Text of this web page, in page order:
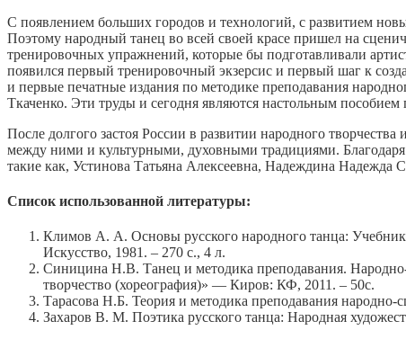
С появлением больших городов и технологий, с развитием
Поэтому народный танец во всей своей красе пришел на
тренировочных упражнений, которые бы подготавливали
появился первый тренировочный экзерсис и первый шаг к
и первые печатные издания по методике преподавания
Ткаченко. Эти труды и сегодня являются настольным
После долгого застоя России в развитии народного
между ними и культурными, духовными традициями. Благодаря
такие как, Устинова Татьяна Алексеевна, Надеждина Надежда
Список использованной литературы:
Климов А. А. Основы русского народного танца: Учебник
Искусство, 1981. – 270 с., 4 л.
Синицина Н.В. Танец и методика преподавания.
творчество (хореография)» — Киров: КФ, 2011. – 50с.
Тарасова Н.Б. Теория и методика преподавания
Захаров В. М. Поэтика русского танца: Народная